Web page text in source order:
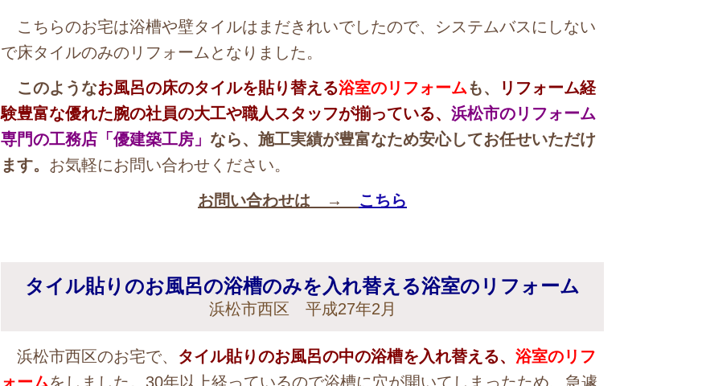
こちらのお宅は浴槽や壁タイルはまだきれいでしたので、システムバスにしない
で床タイルのみのリフォームとなりました。
このようなお風呂の床のタイルを貼り替える浴室のリフォームも、
リフォーム経
験豊富な優れた腕の社員の大工や職人スタッフが揃っている、 浜松市のリフォーム
専門の工務店「優建築工房」 なら、施工実績が豊富なため安心してお任せいただけ
ます。 お気軽にお問い合わせください。
お問い合わせは → こちら
タイル貼りのお風呂の浴槽のみを入れ替える浴室のリフォーム
浜松市西区 平成27年2月
浜松市西区のお宅で、 タイル貼りのお風呂の中の浴槽を入れ替える、 浴室のリフ
ォームをしました。30年以上経っているので浴槽に穴が開いてしまったため、急遽